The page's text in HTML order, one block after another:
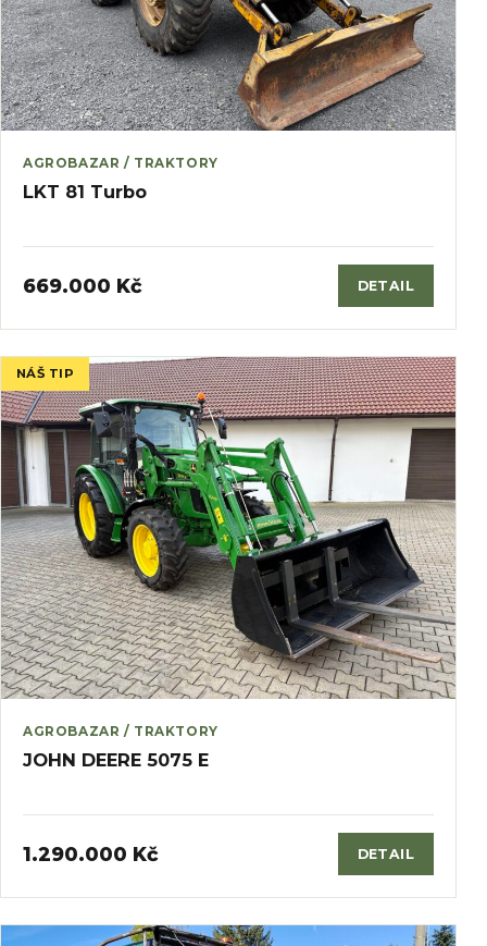
AGROBAZAR / TRAKTORY
LKT 81 Turbo
669.000 Kč DETAIL
NÁŠ TIP
AGROBAZAR / TRAKTORY
JOHN DEERE 5075 E
1.290.000 Kč DETAIL